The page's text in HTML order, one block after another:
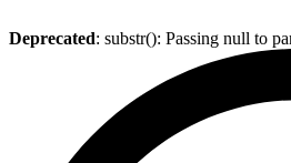
Deprecated: substr(): Passing null to